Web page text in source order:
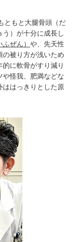
ともと大腿骨頭（だ
）が十分に成長し
ぜん） や、先天性
の被り方が浅いため
に軟骨がすり減り
や怪我、肥満などな
ははっきりとした原